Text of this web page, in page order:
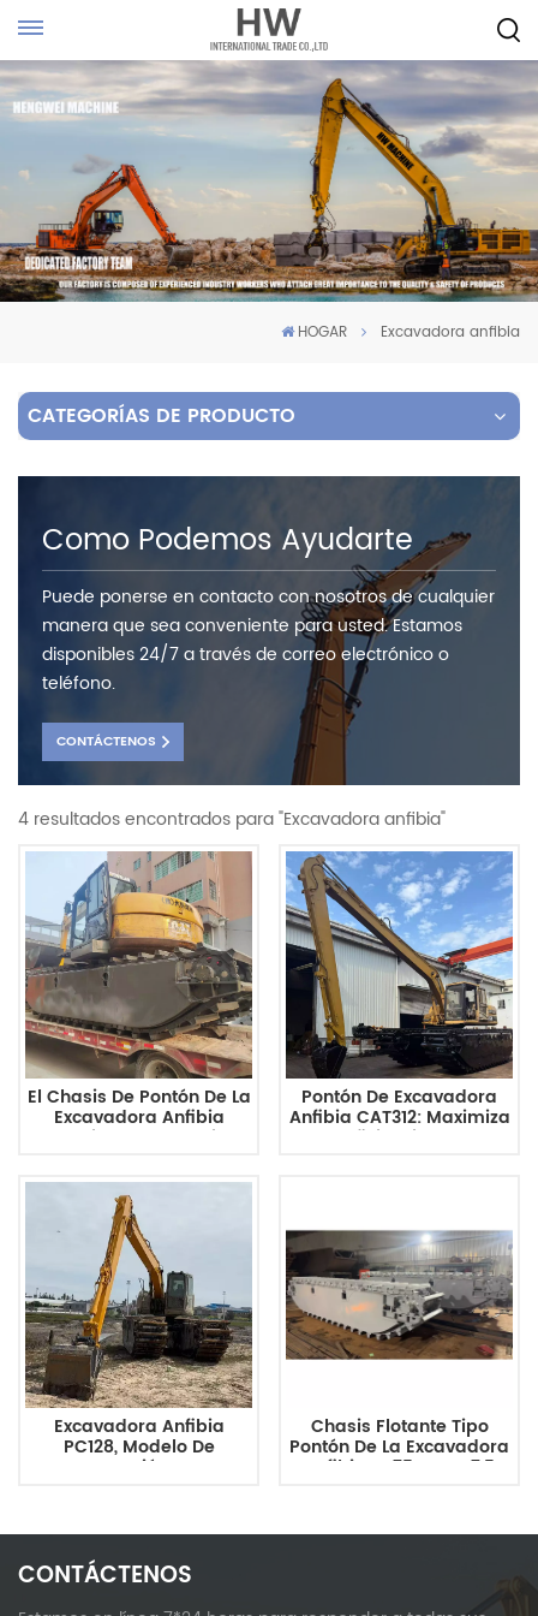
HOGAR Excavadora anfibia
CATEGORÍAS DE PRODUCTO
Como Podemos Ayudarte
Puede ponerse en contacto con nosotros de cualquier
manera que sea conveniente para usted. Estamos
disponibles 24/7 a través de correo electrónico o
teléfono.
CONTÁCTENOS
4 resultados encontrados para "Excavadora anfibia"
El Chasis De Pontón De La
Excavadora Anfibia
Caterpillar CAT307 Viene
Auxiliar
Pontón De Excavadora
Anfibia CAT312: Maximiza
La Eficiencia En La
Excavadora Anfibia
PC128, Modelo De
Exportación, Con
Chasis Flotante Tipo
Pontón De La Excavadora
Anfibia XE75GA De 7,5
CONTÁCTENOS